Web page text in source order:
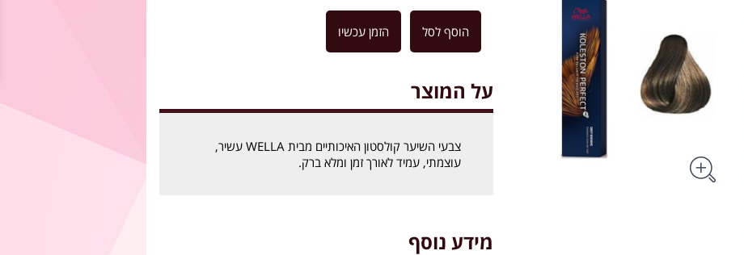
הוסף לסל הזמן עכשיו
על המוצר
צבעי השיער קולסטון האיכותיים מבית WELLA עשיר,
עוצמתי, עמיד לאורך זמן ומלא ברק.
מידע נוסף